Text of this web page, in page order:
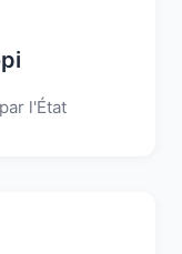
l'État